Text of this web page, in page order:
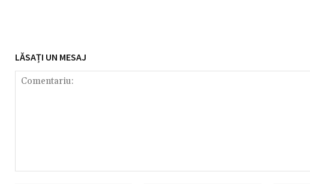
LĂSAȚI UN MESAJ